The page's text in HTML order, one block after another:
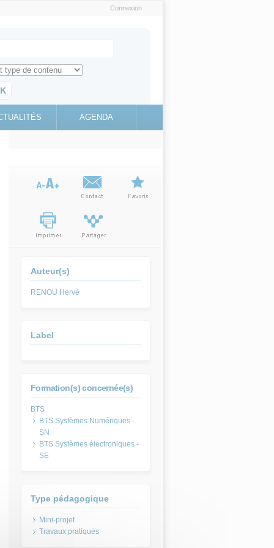
Connexion
for
toute l'information sur le site education.gouv.fr
AGENDA
Auteur(s)
RENOU Hervé
Label
Formation(s) concernée(s)
BTS Systèmes Numériques -
SN
BTS Systèmes électroniques -
SE
Type pédagogique
Mini-projet
Travaux pratiques